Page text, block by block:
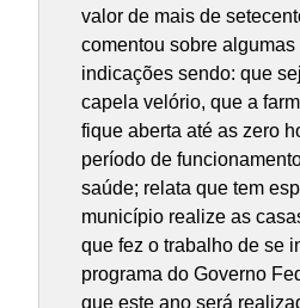
valor de mais de
comentou sobre algumas
indicações sendo: que
capela velório, que a
fique aberta até as zero
período de
saúde; relata que tem
município realize as
que fez o trabalho de se
programa do Governo
que este ano será